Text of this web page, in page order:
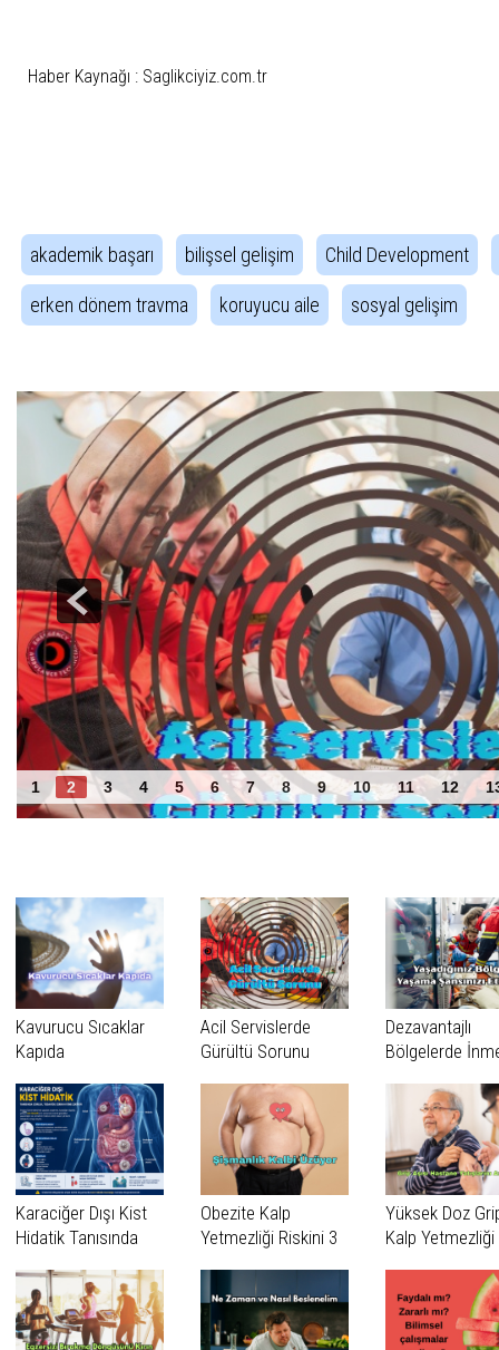
Haber Kaynağı : Saglikciyiz.com.tr
akademik başarı bilişsel gelişim Child Development
erken dönem travma koruyucu aile sosyal gelişim
1 2 3 4 5 6 7 8 9 10 11 12
Acil Servislerde Gürültü Sorunu
Kavurucu Sıcaklar
Kapıda
Acil Servislerde
Gürültü Sorunu
Dezavantajlı
Bölgelerde
Tanınıyor
Karaciğer Dışı Kist
Hidatik Tanısında
Üniversitesi’nden
Dikkat Çeken
Araştırma
Obezite Kalp
Yetmezliği Riskini 3
Artırabiliyor
Yüksek Doz
Kalp Yetmezliği
Yatışlarını